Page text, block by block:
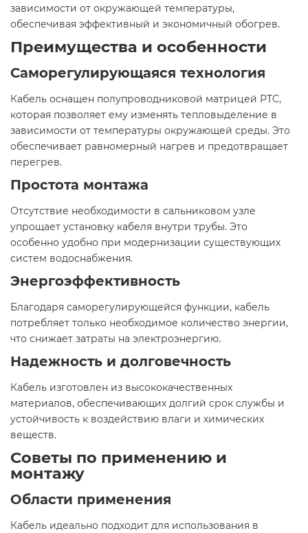
зависимости от окружающей температуры,
обеспечивая эффективный и экономичный обогрев.​
Преимущества и особенности
Саморегулирующаяся технология
Кабель оснащен полупроводниковой матрицей PTC,
которая позволяет ему изменять тепловыделение в
зависимости от температуры окружающей среды. Это
обеспечивает равномерный нагрев и предотвращает
перегрев.​
Простота монтажа
Отсутствие необходимости в сальниковом узле
упрощает установку кабеля внутри трубы. Это
особенно удобно при модернизации существующих
систем водоснабжения.​
Энергоэффективность
Благодаря саморегулирующейся функции, кабель
потребляет только необходимое количество энергии,
что снижает затраты на электроэнергию.​
Надежность и долговечность
Кабель изготовлен из высококачественных
материалов, обеспечивающих долгий срок службы и
устойчивость к воздействию влаги и химических
веществ.​
Советы по применению и
монтажу
Области применения
Кабель идеально подходит для использования в